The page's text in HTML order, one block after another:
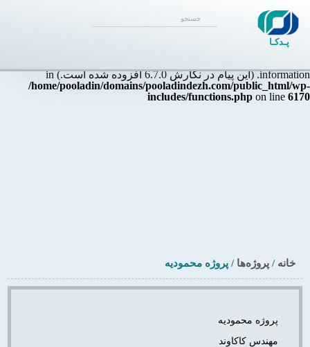
: Function _load_textdomain_just_in_time was called
incorrectly. بارگذاری ترجمه برای دامنهthematerزودتر از حد مجاز
فراخوانی شد. این معمولاً نشان‌دهندهٔ اجرای کدی در افزونه یا پوسته
است که خیلی زود اجرا شده است. ترجمه‌ها باید در عملیات
information. (این پیام در نگارش 6.7.0 افزوده شده است.) in
/home/pooladin/domains/pooladindezh.com/public_html/wp-
includes/functions.php on line 6170
پـدکـا
خانه /پروژه‌ها /پروژه محمودیه
پروژه محمودیه
مهندس کاکاوند